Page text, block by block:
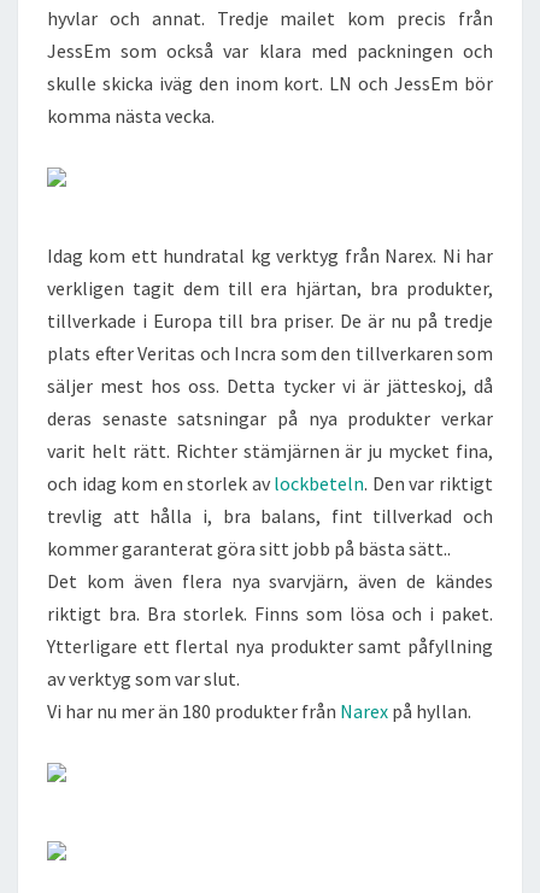
hyvlar och annat. Tredje mailet kom precis från
JessEm som också var klara med packningen och
skulle skicka iväg den inom kort. LN och JessEm bör
komma nästa vecka.
Idag kom ett hundratal kg verktyg från Narex. Ni har
verkligen tagit dem till era hjärtan, bra produkter,
tillverkade i Europa till bra priser. De är nu på tredje
plats efter Veritas och Incra som den tillverkaren som
säljer mest hos oss. Detta tycker vi är jätteskoj, då
deras senaste satsningar på nya produkter verkar
varit helt rätt. Richter stämjärnen är ju mycket fina,
och idag kom en storlek av lockbeteln. Den var riktigt
trevlig att hålla i, bra balans, fint tillverkad och
kommer garanterat göra sitt jobb på bästa sätt..
Det kom även flera nya svarvjärn, även de kändes
riktigt bra. Bra storlek. Finns som lösa och i paket.
Ytterligare ett flertal nya produkter samt påfyllning
av verktyg som var slut.
Vi har nu mer än 180 produkter från Narex på hyllan.